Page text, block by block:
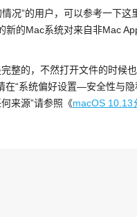
”的用户，可以参考一下这
新的Mac系统对来自非Mac
的，不然打开文件的时候
在“系统偏好设置—安全性与
来源”请参照《macOS 10.13